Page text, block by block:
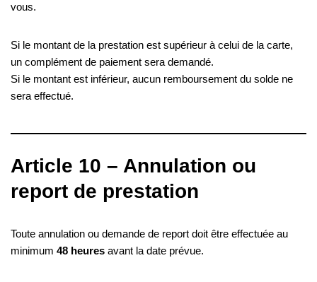
vous.
Si le montant de la prestation est supérieur à celui de la carte,
un complément de paiement sera demandé.
Si le montant est inférieur, aucun remboursement du solde ne
sera effectué.
Article 10 – Annulation ou
report de prestation
Toute annulation ou demande de report doit être effectuée au
minimum 48 heures avant la date prévue.